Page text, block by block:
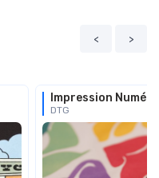
< >
Impression
DTG